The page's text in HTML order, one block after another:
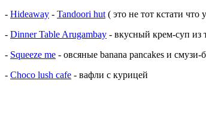
- Hideaway - Tandoori hut ( это не тот кстати
- Dinner Table Arugambay - вкусный крем-суп из
- Squeeze me - овсяные banana pancakes и
- Choco lush cafe - вафли с курицей